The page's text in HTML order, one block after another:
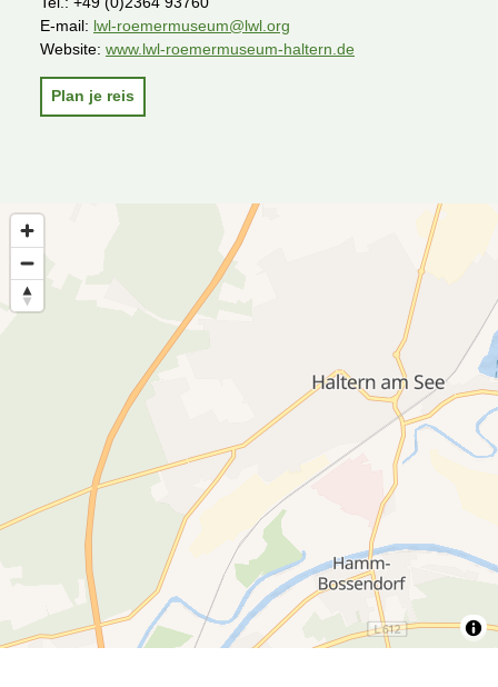
E-mail: lwl-roemermuseum@lwl.org
Website: www.lwl-roemermuseum-haltern.de
Plan je reis